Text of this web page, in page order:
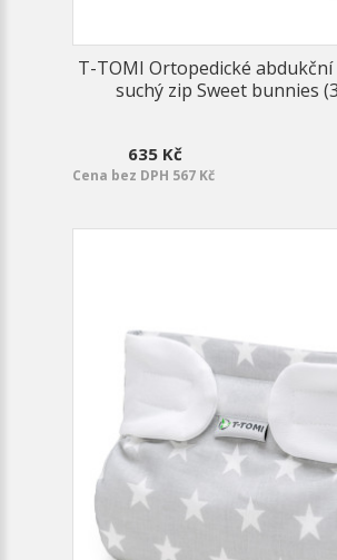
T-TOMI Ortopedické
suchý zip Sweet bunnies
635 Kč
Cena bez DPH 567 Kč